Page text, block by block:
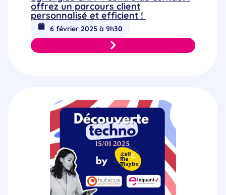
offrez un parcours client
personnalisé et efficient !
6 février 2025 à 9h30